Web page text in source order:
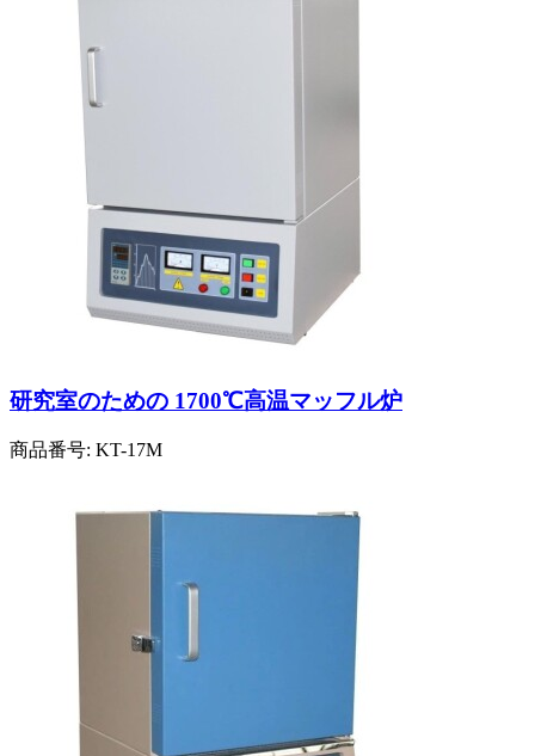
研究室のための 1700℃高温マッフル炉
商品番号: KT-17M